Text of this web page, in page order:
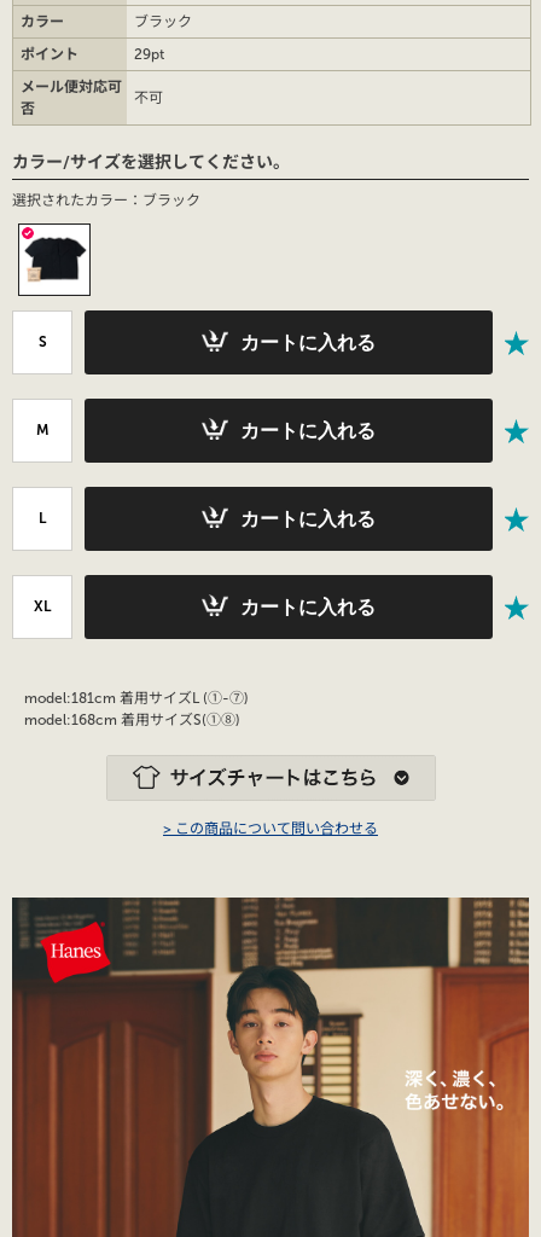
カラー
ブラック
ポイント
29pt
メール便対応可
否
不可
カラー/サイズを選択してください。
選択されたカラー：ブラック
S カートに入れる
M カートに入れる
L カートに入れる
XL カートに入れる
model:181cm 着用サイズL (①-⑦)
model:168cm 着用サイズS(①⑧)
> この商品について問い合わせる